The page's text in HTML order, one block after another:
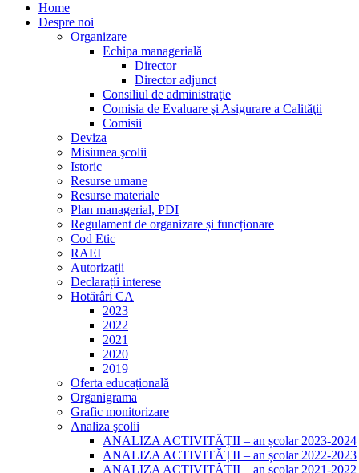
Home
Despre noi
Organizare
Echipa managerială
Director
Director adjunct
Consiliul de administraţie
Comisia de Evaluare şi Asigurare a Calităţii
Comisii
Deviza
Misiunea şcolii
Istoric
Resurse umane
Resurse materiale
Plan managerial, PDI
Regulament de organizare și funcționare
Cod Etic
RAEI
Autorizații
Declarații interese
Hotărâri CA
2023
2022
2021
2020
2019
Oferta educațională
Organigrama
Grafic monitorizare
Analiza şcolii
ANALIZA ACTIVITĂȚII – an școlar 2023-2024
ANALIZA ACTIVITĂȚII – an școlar 2022-2023
ANALIZA ACTIVITĂȚII – an școlar 2021-2022